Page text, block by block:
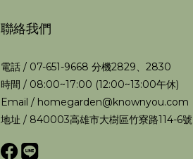
聯絡我們
電話 / 07-651-9668 分機2829、2830
時間 / 08:00~17:00 (12:00~13:00午休)
Email / homegarden@knownyou.com
地址 / 840003高雄市大樹區竹寮路114-6號